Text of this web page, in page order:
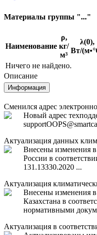
Материалы группы "..."
Наименование
ρ,
кг/
м³
λ(0),
Вт/
Ничего не найдено.
Описание
Информация
Сменился адрес
Новый адрес
supportOOPS
Актуализация данных
Внесены изменения
России в
131.13330.2020 ...
Актуализация
Внесены изменения
Казахстана в
нормативными
Актуализация в